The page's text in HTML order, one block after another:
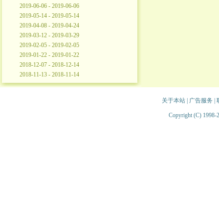
2019-06-06 - 2019-06-06
2019-05-14 - 2019-05-14
2019-04-08 - 2019-04-24
2019-03-12 - 2019-03-29
2019-02-05 - 2019-02-05
2019-01-22 - 2019-01-22
2018-12-07 - 2018-12-14
2018-11-13 - 2018-11-14
关于本站| 广告服务
Copyright (C) 1998-